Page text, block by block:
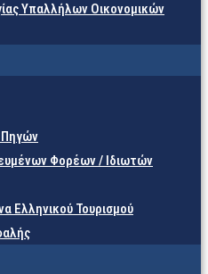
Υπαλλήλων Οικονομικών
Πηγών
Φορέων / Ιδιωτών
Ελληνικού Τουρισμού